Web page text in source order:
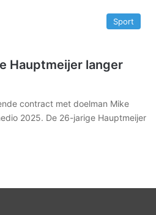
Sport
Hauptmeijer langer
contract met doelman Mike
2025. De 26-jarige Hauptmeijer